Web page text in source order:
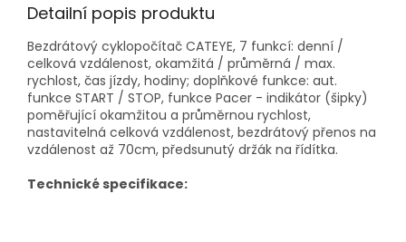
Detailní popis produktu
Bezdrátový cyklopočítač CATEYE, 7 funkcí: denní /
celková vzdálenost, okamžitá / průměrná / max.
rychlost, čas jízdy, hodiny; doplňkové funkce: aut.
funkce START / STOP, funkce Pacer - indikátor (šipky)
poměřující okamžitou a průměrnou rychlost,
nastavitelná celková vzdálenost, bezdrátový přenos na
vzdálenost až 70cm, předsunutý držák na řídítka.
Technické specifikace: